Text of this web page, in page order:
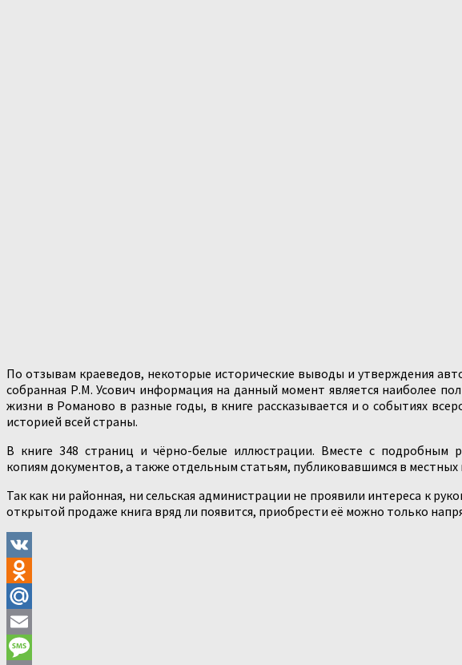
По отзывам краеведов, некоторые исторические выводы и утверждения
собранная Р.М. Усович информация на данный момент является наиболее
жизни в Романово в разные годы, в книге рассказывается и о событиях
историей всей страны.
В книге 348 страниц и чёрно-белые иллюстрации. Вместе с подробным
копиям документов, а также отдельным статьям, публиковавшимся в
Так как ни районная, ни сельская администрации не проявили интереса к
открытой продаже книга вряд ли появится, приобрести её можно только
VK
Odnoklassniki
Mail.Ru
Email